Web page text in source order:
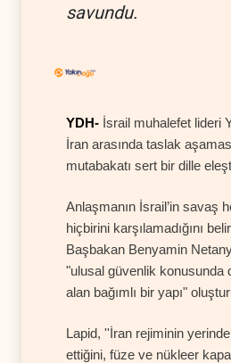
savundu.
YDH- İsrail muhalefet lideri
İran arasında taslak
mutabakatı sert bir dille
Anlaşmanın İsrail’in savaş
hiçbirini karşılamadığını
Başbakan Benyamin
"ulusal güvenlik konusunda
alan bağımlı bir yapı"
Lapid, ''İran rejiminin
ettiğini, füze ve nükleer